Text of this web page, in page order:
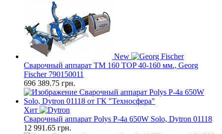
New
Сварочный аппарат TM 160 TOP 40-160 мм., Georg
Fischer 790150011
696 389.75 грн.
Хит
Сварочный аппарат Polys P-4а 650W Solo, Dytron 01118
12 991.65 грн.